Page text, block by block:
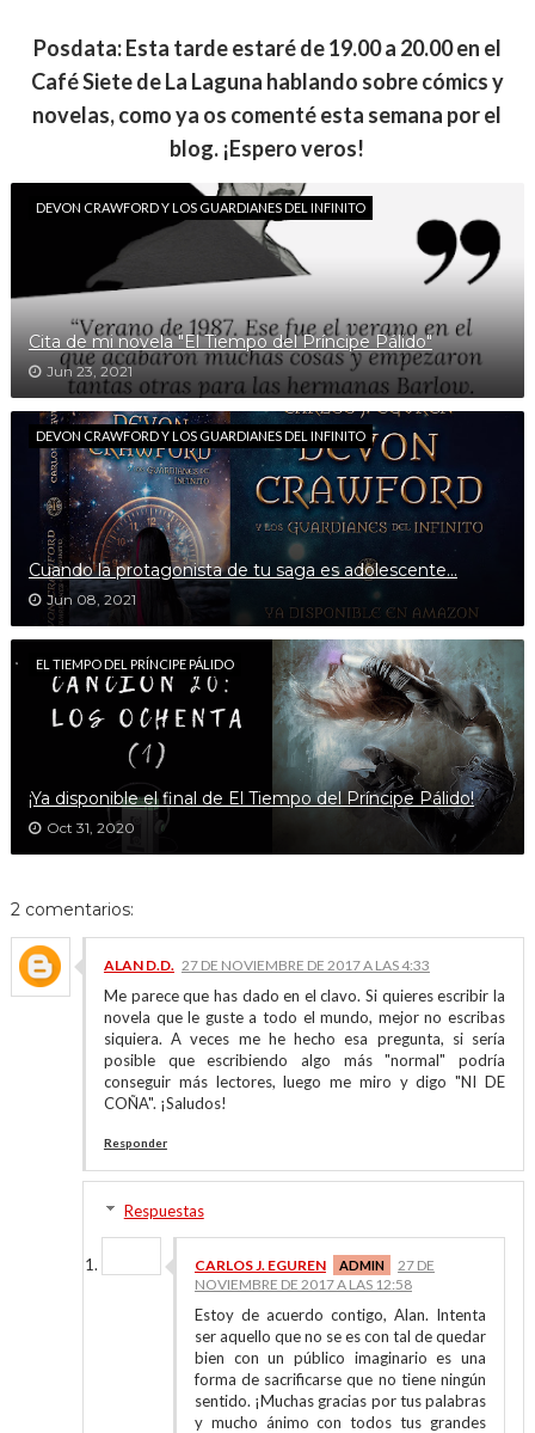
Posdata: Esta tarde estaré de 19.00 a 20.00 en el
Café Siete de La Laguna hablando sobre cómics y
novelas, como ya os comenté esta semana por el
blog. ¡Espero veros!
DEVON CRAWFORD Y LOS GUARDIANES DEL INFINITO
Cita de mi novela "El Tiempo del Príncipe Pálido"
Jun 23, 2021
DEVON CRAWFORD Y LOS GUARDIANES DEL INFINITO
Cuando la protagonista de tu saga es adolescente...
Jun 08, 2021
EL TIEMPO DEL PRÍNCIPE PÁLIDO
¡Ya disponible el final de El Tiempo del Príncipe Pálido!
Oct 31, 2020
2 comentarios:
ALAN D.D. 27 DE NOVIEMBRE DE 2017 A LAS 4:33
Me parece que has dado en el clavo. Si quieres escribir la
novela que le guste a todo el mundo, mejor no escribas
siquiera. A veces me he hecho esa pregunta, si sería
posible que escribiendo algo más "normal" podría
conseguir más lectores, luego me miro y digo "NI DE
COÑA". ¡Saludos!
Responder
Respuestas
CARLOS J. EGUREN
27 DE
NOVIEMBRE DE 2017 A LAS 12:58
Estoy de acuerdo contigo, Alan. Intenta
ser aquello que no se es con tal de quedar
bien con un público imaginario es una
forma de sacrificarse que no tiene ningún
sentido. ¡Muchas gracias por tus palabras
y mucho ánimo con todos tus grandes